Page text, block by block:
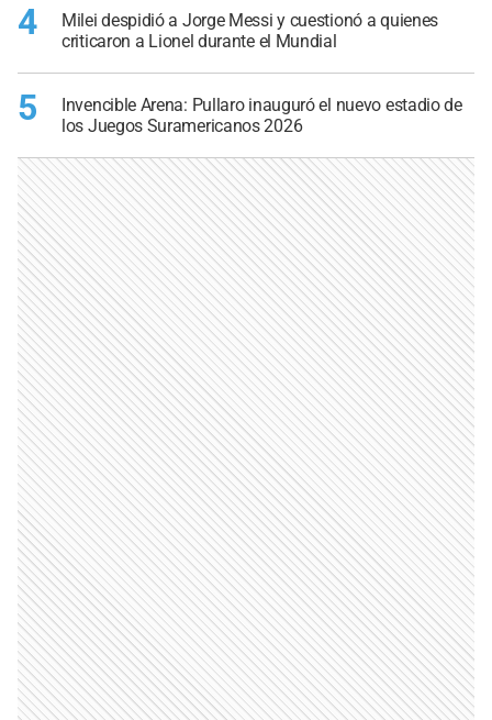
4
Milei despidió a Jorge Messi y cuestionó a quienes
criticaron a Lionel durante el Mundial
5
Invencible Arena: Pullaro inauguró el nuevo estadio de
los Juegos Suramericanos 2026